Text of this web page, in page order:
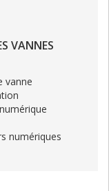
VANNES
vanne
numériques